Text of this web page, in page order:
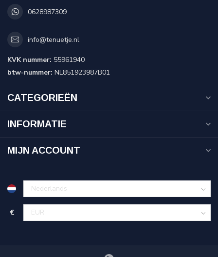
0628987309
info@tenuetje.nl
KVK nummer: 55961940
btw-nummer: NL851923987B01
CATEGORIEËN
INFORMATIE
MIJN ACCOUNT
€